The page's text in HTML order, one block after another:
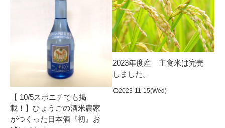
【 10/5スポニチでも掲
載！】ひょうごの酒米農家
がつくった日本酒『初』お
2023年度産 主食米は完売
しました。
2023-11-15(Wed)